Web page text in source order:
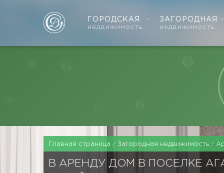
ГОРОДСКАЯ
недвижимость
ЗАГОРОДНАЯ
недвижимость
Главная страница Загородная недвижимость
В АРЕНДУ ДОМ В ПОСЕЛКЕ